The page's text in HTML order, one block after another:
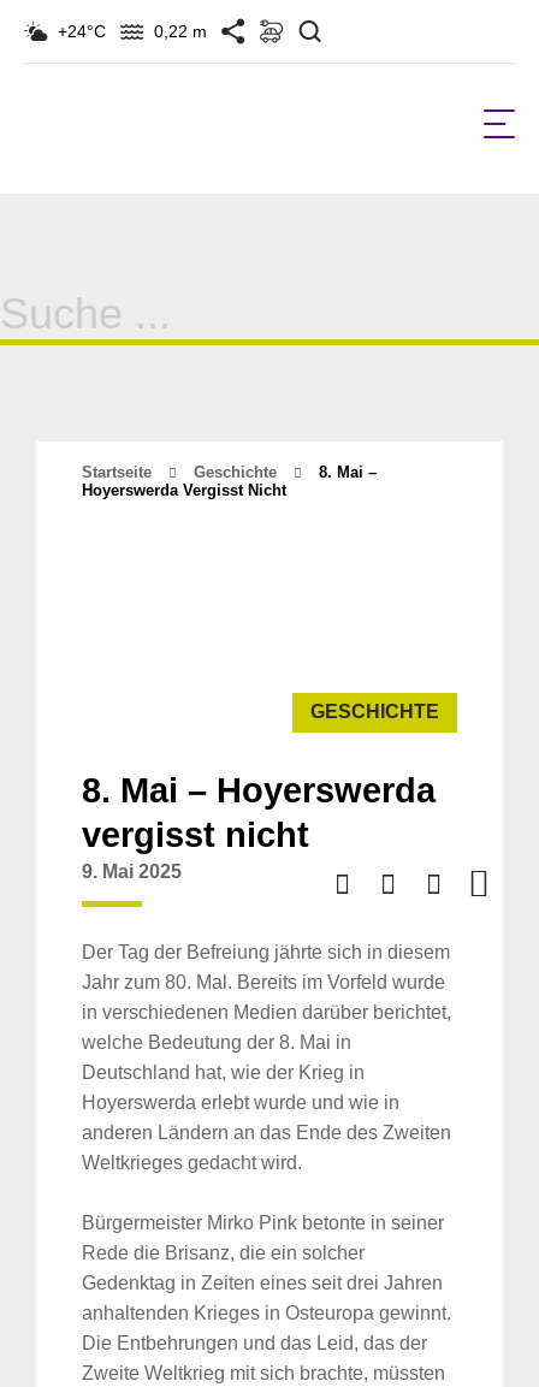
+24°C 0,22 m
Suche
für:
Startseite Geschichte
8. Mai –
Hoyerswerda Vergisst Nicht
GESCHICHTE
8. Mai – Hoyerswerda
vergisst nicht
9. Mai 2025
Der Tag der Befreiung jährte sich in diesem
Jahr zum 80. Mal. Bereits im Vorfeld wurde
in verschiedenen Medien darüber berichtet,
welche Bedeutung der 8. Mai in
Deutschland hat, wie der Krieg in
Hoyerswerda erlebt wurde und wie in
anderen Ländern an das Ende des Zweiten
Weltkrieges gedacht wird.
Bürgermeister Mirko Pink betonte in seiner
Rede die Brisanz, die ein solcher
Gedenktag in Zeiten eines seit drei Jahren
anhaltenden Krieges in Osteuropa gewinnt.
Die Entbehrungen und das Leid, das der
Zweite Weltkrieg mit sich brachte, müssten